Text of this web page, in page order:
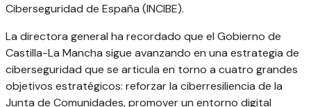
Ciberseguridad de España (INCIBE).
La directora general ha recordado que el Gobierno de
Castilla-La Mancha sigue avanzando en una estrategia de
ciberseguridad que se articula en torno a cuatro grandes
objetivos estratégicos: reforzar la ciberresiliencia de la
Junta de Comunidades, promover un entorno digital